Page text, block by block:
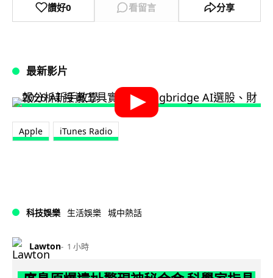
讚好0 看留言 分享
最新影片
Apple iTunes Radio
科技娛樂 生活娛樂 城中熱話
Lawton 1 小時